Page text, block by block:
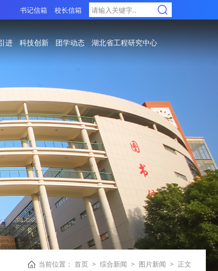
书记信箱 校长信箱
进 科技创新 团学动态 湖北省工程研究中心
当前位置： 首页 > 综合新闻 > 图片新闻 > 正文